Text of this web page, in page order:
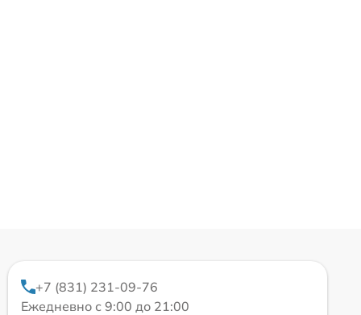
+7 (831) 231-09-76
Ежедневно с 9:00 до 21:00